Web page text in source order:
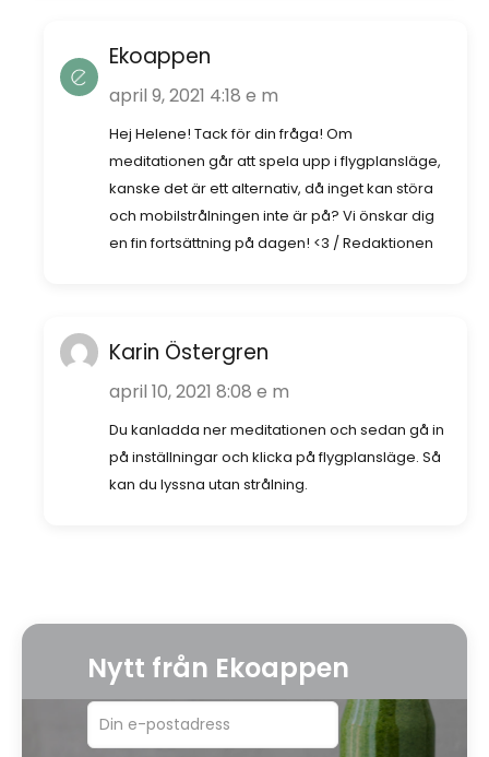
Ekoappen
april 9, 2021 4:18 e m
Hej Helene! Tack för din fråga! Om
meditationen går att spela upp i flygplansläge,
kanske det är ett alternativ, då inget kan störa
och mobilstrålningen inte är på? Vi önskar dig
en fin fortsättning på dagen! <3 / Redaktionen
Karin Östergren
april 10, 2021 8:08 e m
Du kanladda ner meditationen och sedan gå in
på inställningar och klicka på flygplansläge. Så
kan du lyssna utan strålning.
Nytt från Ekoappen